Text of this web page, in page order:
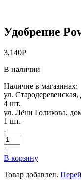
Удобрение
3,140Р
В наличии
Наличие в магазинах:
ул.
4 шт.
ул. Лёни Голикова,
1 шт.
-
+
В корзину
Товар добавлен.